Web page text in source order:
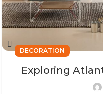
DECORATION
Exploring